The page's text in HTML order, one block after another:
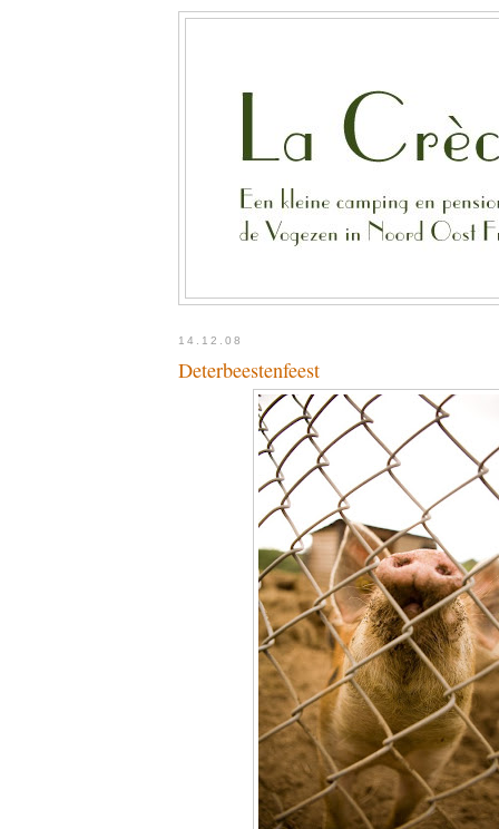
14.12.08
Deterbeestenfeest